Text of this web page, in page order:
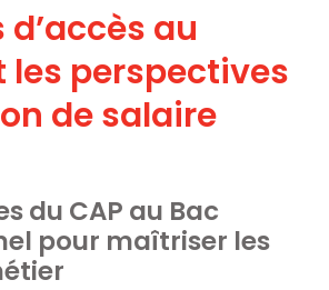
d’accès au
les perspectives
de salaire
du CAP au Bac
pour maîtriser les